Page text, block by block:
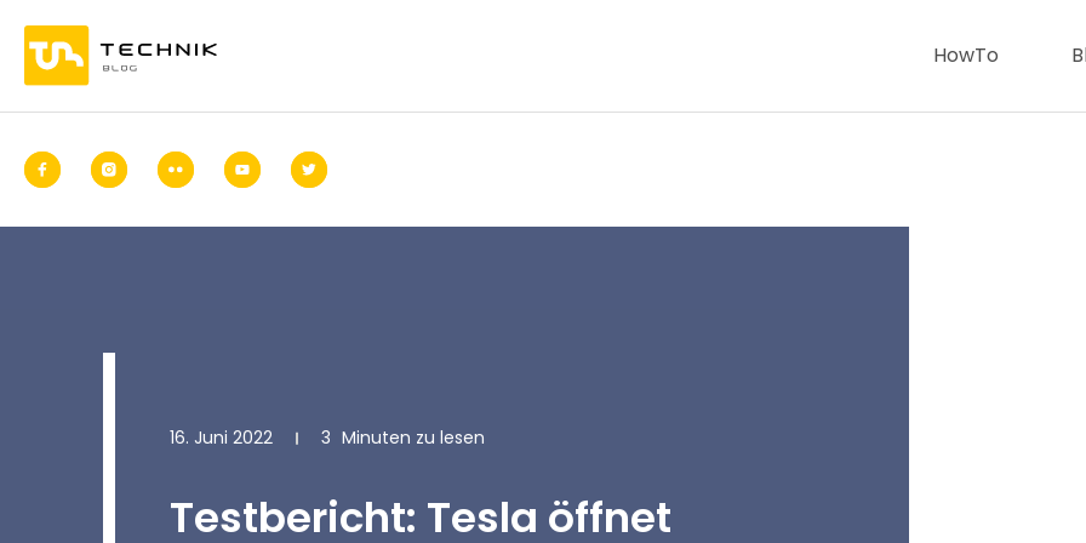
HowTo
16. Juni 2022 3 Minuten zu lesen
Testbericht: Tesla öffnet